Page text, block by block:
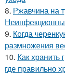
8. Ржавчина на
9. Когда
размножения
10. Как хранить
где правильно